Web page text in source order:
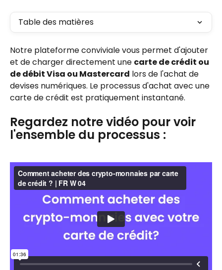
Table des matières
Notre plateforme conviviale vous permet d'ajouter
et de charger directement une carte de crédit ou
de débit Visa ou Mastercard lors de l'achat de
devises numériques. Le processus d'achat avec une
carte de crédit est pratiquement instantané.
Regardez notre vidéo pour voir
l'ensemble du processus :